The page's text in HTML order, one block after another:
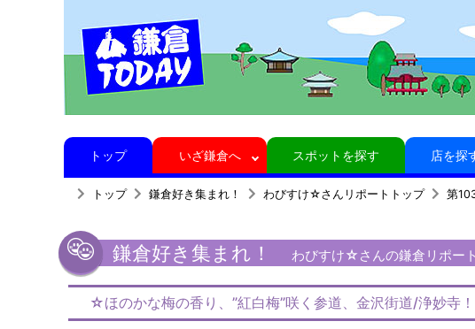
トップ いざ鎌倉へ スポットを探す 店を探
トップ 鎌倉好き集まれ！ わびすけ☆さんリポートトップ 第
鎌倉好き集まれ！ わびすけ☆さんの鎌倉リポー
☆ほのかな梅の香り、”紅白梅”咲く参道、金沢街道/浄妙寺！